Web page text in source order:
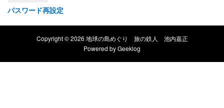
パスワード再設定
Copyright © 2026 地球の島めぐり 旅の鉄人 池内嘉正
Powered byGeeklog